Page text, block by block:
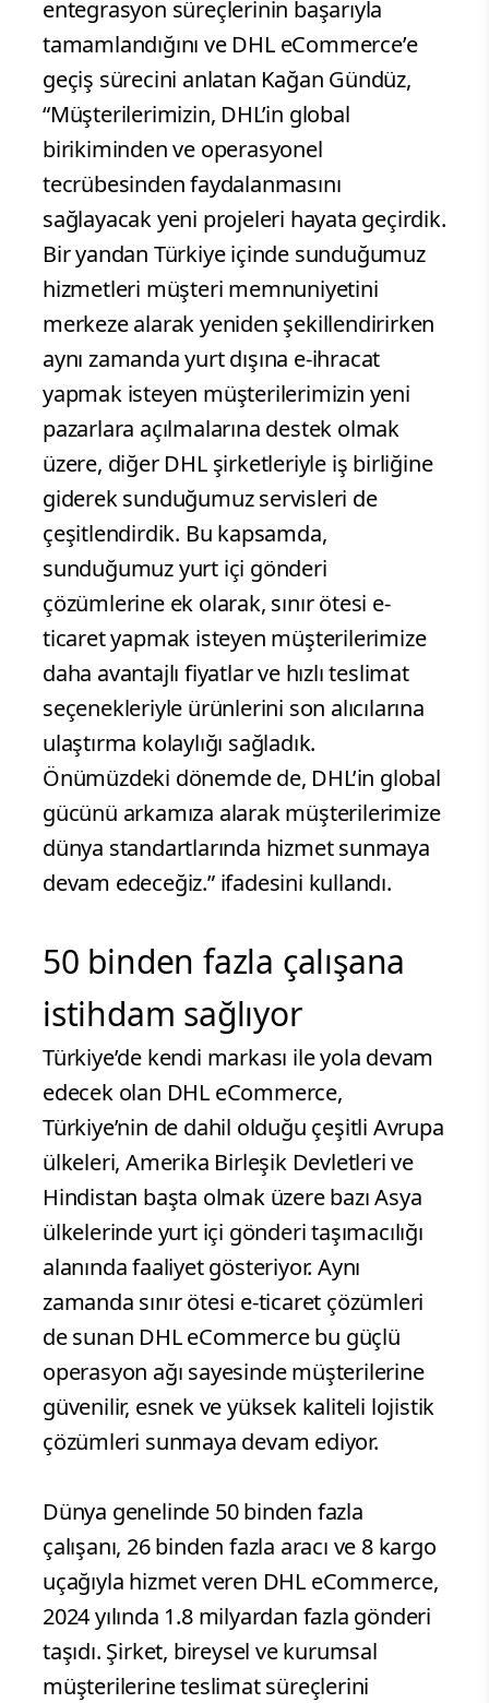
entegrasyon süreçlerinin başarıyla
tamamlandığını ve DHL eCommerce’e
geçiş sürecini anlatan Kağan Gündüz,
“Müşterilerimizin, DHL’in global
birikiminden ve operasyonel
tecrübesinden faydalanmasını
sağlayacak yeni projeleri hayata geçirdik.
Bir yandan Türkiye içinde sunduğumuz
hizmetleri müşteri memnuniyetini
merkeze alarak yeniden şekillendirirken
aynı zamanda yurt dışına e-ihracat
yapmak isteyen müşterilerimizin yeni
pazarlara açılmalarına destek olmak
üzere, diğer DHL şirketleriyle iş birliğine
giderek sunduğumuz servisleri de
çeşitlendirdik. Bu kapsamda,
sunduğumuz yurt içi gönderi
çözümlerine ek olarak, sınır ötesi e-
ticaret yapmak isteyen müşterilerimize
daha avantajlı fiyatlar ve hızlı teslimat
seçenekleriyle ürünlerini son alıcılarına
ulaştırma kolaylığı sağladık.
Önümüzdeki dönemde de, DHL’in global
gücünü arkamıza alarak müşterilerimize
dünya standartlarında hizmet sunmaya
devam edeceğiz.” ifadesini kullandı.
50 binden fazla çalışana
istihdam sağlıyor
Türkiye’de kendi markası ile yola devam
edecek olan DHL eCommerce,
Türkiye’nin de dahil olduğu çeşitli Avrupa
ülkeleri, Amerika Birleşik Devletleri ve
Hindistan başta olmak üzere bazı Asya
ülkelerinde yurt içi gönderi taşımacılığı
alanında faaliyet gösteriyor. Aynı
zamanda sınır ötesi e-ticaret çözümleri
de sunan DHL eCommerce bu güçlü
operasyon ağı sayesinde müşterilerine
güvenilir, esnek ve yüksek kaliteli lojistik
çözümleri sunmaya devam ediyor.
Dünya genelinde 50 binden fazla
çalışanı, 26 binden fazla aracı ve 8 kargo
uçağıyla hizmet veren DHL eCommerce,
2024 yılında 1.8 milyardan fazla gönderi
taşıdı. Şirket, bireysel ve kurumsal
müşterilerine teslimat süreçlerini